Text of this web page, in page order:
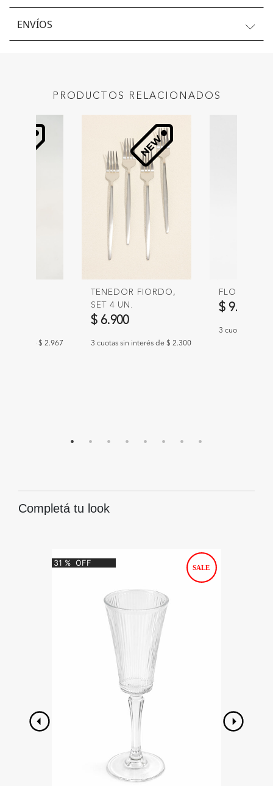
ENVÍOS
PRODUCTOS RELACIONADOS
interés de $ 2.967
TENEDOR FIORDO,
SET 4 UN.
PLATEADO
$ 6.900
3 cuotas sin interés de $ 2.300
FLORERO
$ 9.900
3 cuotas sin
Completá tu look
31 % OFF